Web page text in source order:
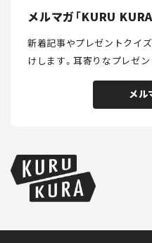
メルマガ「KURU
新着記事やプレゼントクイ
けします。耳寄りなプレゼン
メル